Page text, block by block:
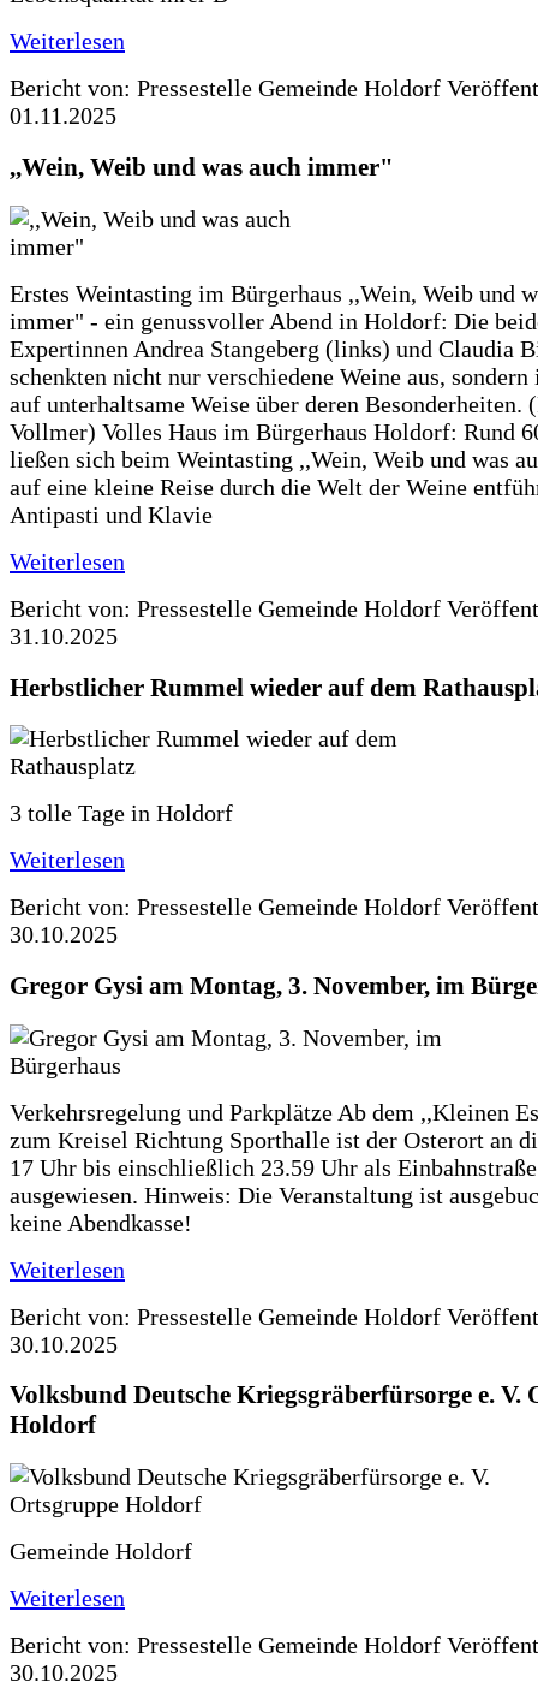
Weiterlesen
Bericht von: Pressestelle Gemeinde Holdorf
01.11.2025
,,Wein, Weib und was auch immer"
Erstes Weintasting im Bürgerhaus ,,Wein, Weib und
immer" - ein genussvoller Abend in Holdorf: Die
Expertinnen Andrea Stangeberg (links) und Claudia
schenkten nicht nur verschiedene Weine aus,
auf unterhaltsame Weise über deren Besonderheiten.
Vollmer) Volles Haus im Bürgerhaus Holdorf: Rund
ließen sich beim Weintasting ,,Wein, Weib und was
auf eine kleine Reise durch die Welt der Weine
Antipasti und Klavie
Weiterlesen
Bericht von: Pressestelle Gemeinde Holdorf
31.10.2025
Herbstlicher Rummel wieder auf dem
3 tolle Tage in Holdorf
Weiterlesen
Bericht von: Pressestelle Gemeinde Holdorf
30.10.2025
Gregor Gysi am Montag, 3. November, im
Verkehrsregelung und Parkplätze Ab dem ,,Kleinen
zum Kreisel Richtung Sporthalle ist der Osterort an
17 Uhr bis einschließlich 23.59 Uhr als Einbahnstraße
ausgewiesen. Hinweis: Die Veranstaltung ist
keine Abendkasse!
Weiterlesen
Bericht von: Pressestelle Gemeinde Holdorf
30.10.2025
Volksbund Deutsche Kriegsgräberfürsorge e. V.
Holdorf
Gemeinde Holdorf
Weiterlesen
Bericht von: Pressestelle Gemeinde Holdorf
30.10.2025